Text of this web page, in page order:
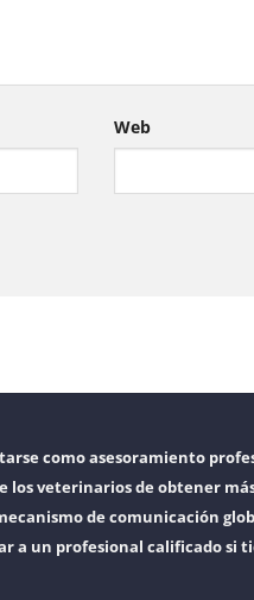
Web
como asesoramiento
veterinarios de obtener
de comunicación
a un profesional calificado si